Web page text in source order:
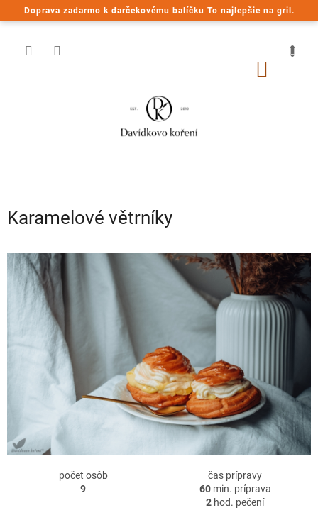
Doprava zadarmo k darčekovému balíčku To najlepšie na gril.
Prejsť
na
Karamelové větrníky
počet osôb
9
čas prípravy
60min. príprava
2 hod. pečení